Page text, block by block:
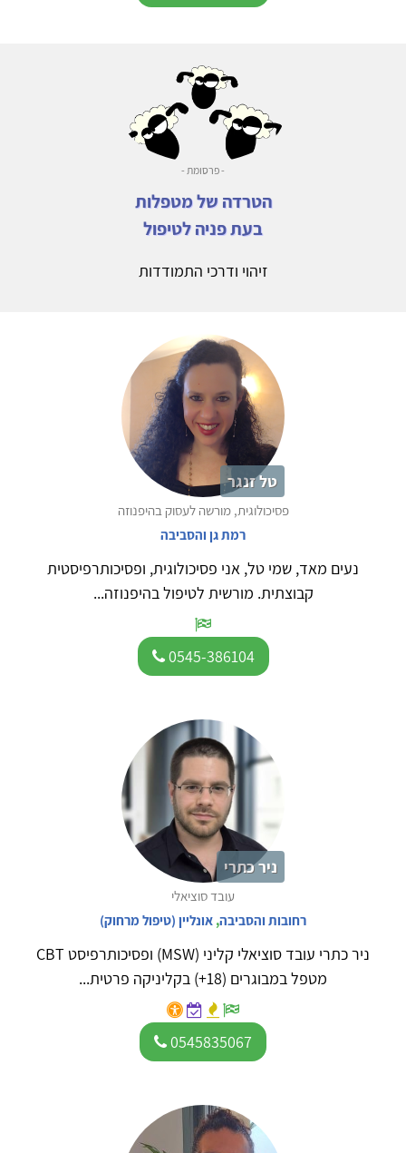
- פרסומת -
הטרדה של מטפלות
בעת פניה לטיפול
זיהוי ודרכי התמודדות
טל זנגר
פסיכולוגית, מורשה לעסוק בהיפנוזה
רמת גן והסביבה
נעים מאד, שמי טל, אני פסיכולוגית, ופסיכותרפיסטית
קבוצתית. מורשית לטיפול בהיפנוזה...
0545-386104
ניר כתרי
עובד סוציאלי
רחובות והסביבה, אונליין (טיפול מרחוק)
ניר כתרי עובד סוציאלי קליני (MSW) ופסיכותרפיסט CBT
מטפל במבוגרים (18+) בקליניקה פרטית...
0545835067